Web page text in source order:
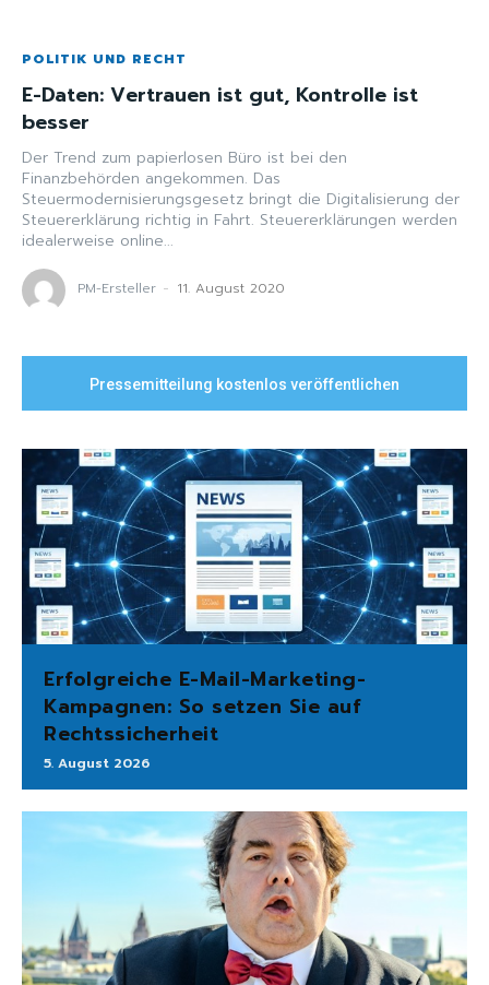
POLITIK UND RECHT
E-Daten: Vertrauen ist gut, Kontrolle ist
besser
Der Trend zum papierlosen Büro ist bei den
Finanzbehörden angekommen. Das
Steuermodernisierungsgesetz bringt die Digitalisierung der
Steuererklärung richtig in Fahrt. Steuererklärungen werden
idealerweise online...
PM-Ersteller - 11. August 2020
Pressemitteilung kostenlos veröffentlichen
Erfolgreiche E-Mail-Marketing-
Kampagnen: So setzen Sie auf
Rechtssicherheit
5. August 2026